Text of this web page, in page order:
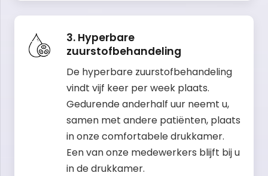
3. Hyperbare
zuurstofbehandeling
De hyperbare zuurstofbehandeling
vindt vijf keer per week plaats.
Gedurende anderhalf uur neemt u,
samen met andere patiënten, plaats
in onze comfortabele drukkamer.
Een van onze medewerkers blijft bij u
in de drukkamer.